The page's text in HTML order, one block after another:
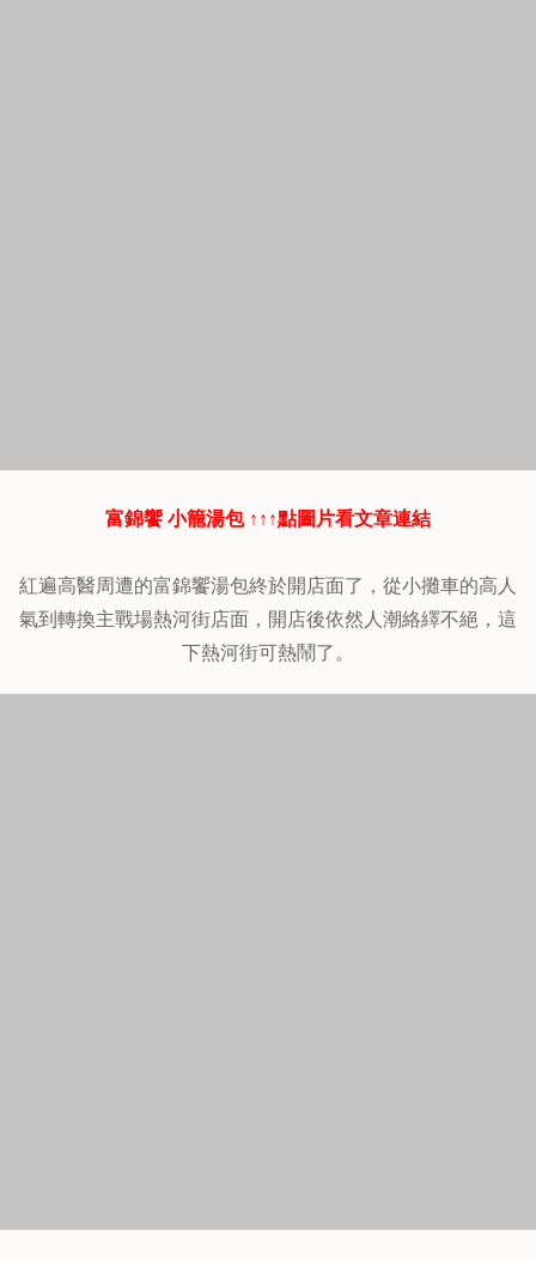
富錦饗 小籠湯包 ↑↑↑點圖片看文章連結
紅遍高醫周遭的富錦饗湯包終於開店面了，從小攤車的高人
氣到轉換主戰場熱河街店面，開店後依然人潮絡繹不絕，這
下熱河街可熱鬧了。